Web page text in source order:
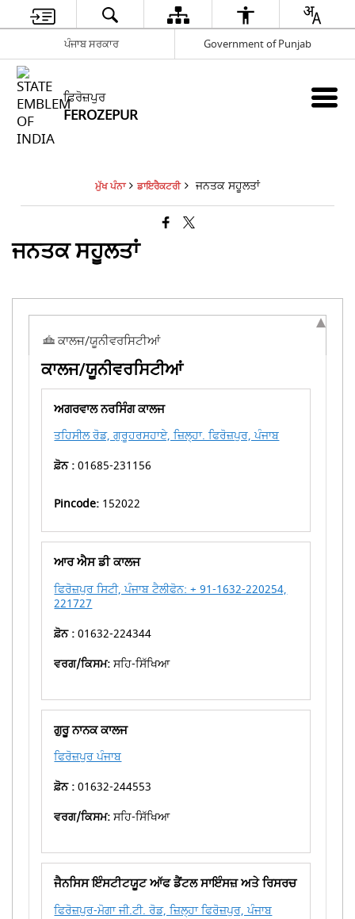
ਪੰਜਾਬ ਸਰਕਾਰ Government of Punjab
ਫ਼ਿਰੋਜ਼ਪੁਰ
FEROZEPUR
ਮੁੱਖ ਪੰਨਾ ਡਾਇਰੈਕਟਰੀ ਜਨਤਕ ਸਹੂਲਤਾਂ
ਜਨਤਕ ਸਹੂਲਤਾਂ
ਕਾਲਜ/ਯੂਨੀਵਰਸਿਟੀਆਂ
ਕਾਲਜ/ਯੂਨੀਵਰਸਿਟੀਆਂ
ਅਗਰਵਾਲ ਨਰਸਿੰਗ ਕਾਲਜ
ਤਹਿਸੀਲ ਰੋਡ, ਗੁਰੂਹਰਸਹਾਏ, ਜ਼ਿਲ੍ਹਾ. ਫਿਰੋਜ਼ਪੁਰ, ਪੰਜਾਬ
ਫ਼ੋਨ :01685-231156
Pincode: 152022
ਆਰ ਐਸ ਡੀ ਕਾਲਜ
ਫਿਰੋਜ਼ਪੁਰ ਸਿਟੀ, ਪੰਜਾਬ ਟੈਲੀਫੋਨ: + 91-1632-220254,
221727
ਫ਼ੋਨ :01632-224344
ਵਰਗ/ਕਿਸਮ:ਸਹਿ-ਸਿੱਖਿਆ
ਗੁਰੂ ਨਾਨਕ ਕਾਲਜ
ਫਿਰੋਜ਼ਪੁਰ ਪੰਜਾਬ
ਫ਼ੋਨ :01632-244553
ਵਰਗ/ਕਿਸਮ:ਸਹਿ-ਸਿੱਖਿਆ
ਜੈਨਸਿਸ ਇੰਸਟੀਟਯੂਟ ਆੱਫ ਡੈਂਟਲ ਸਾਇੰਸਜ਼ ਅਤੇ ਰਿਸਰਚ
ਫਿਰੋਜ਼ਪੁਰ-ਮੋਗਾ ਜੀ.ਟੀ. ਰੋਡ, ਜ਼ਿਲ੍ਹਾ ਫਿਰੋਜ਼ਪੁਰ, ਪੰਜਾਬ